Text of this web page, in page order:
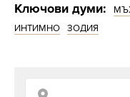
Ключови думи:
ИНТИМНО
ЗОДИЯ